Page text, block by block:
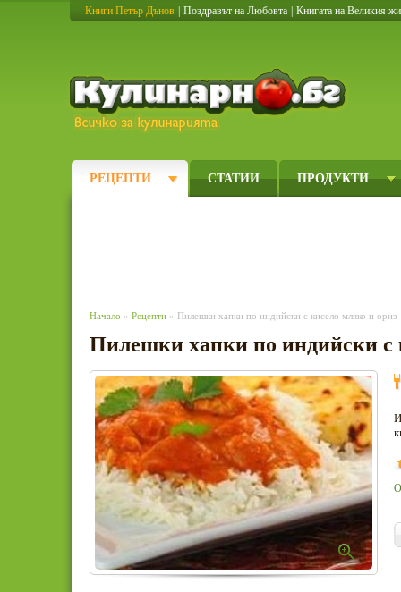
Книги Петър Дънов Поздравът на Любовта Книгата на Великия
РЕЦЕПТИ СТАТИИ ПРОДУКТИ
Начало » Рецепти » Пилешки хапки по индийски с кисело мляко и ориз
Пилешки хапки по индийски с